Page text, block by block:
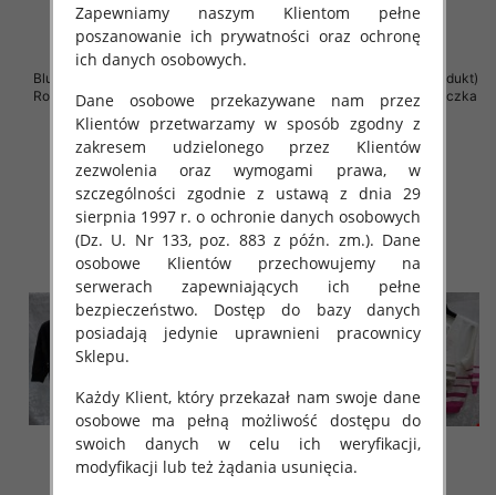
Bluzki damskie ( Turecki produkt)
Roz Standard , Mix Kolor .Paczka
12 szt
42.00 zł
szczegóły
Bluzki damskie ( Turecki produkt)
Roz Standard , Mix Kolor .Paczka
12 szt
42.00 zł
szczegóły
Zapewniamy naszym Klientom pełne
poszanowanie ich prywatności oraz ochronę
ich danych osobowych.
Dane osobowe przekazywane nam przez
Klientów przetwarzamy w sposób zgodny z
zakresem udzielonego przez Klientów
zezwolenia oraz wymogami prawa, w
szczególności zgodnie z ustawą z dnia 29
sierpnia 1997 r. o ochronie danych osobowych
(Dz. U. Nr 133, poz. 883 z późn. zm.). Dane
osobowe Klientów przechowujemy na
serwerach zapewniających ich pełne
bezpieczeństwo. Dostęp do bazy danych
posiadają jedynie uprawnieni pracownicy
Sklepu.
Każdy Klient, który przekazał nam swoje dane
osobowe ma pełną możliwość dostępu do
swoich danych w celu ich weryfikacji,
modyfikacji lub też żądania usunięcia.